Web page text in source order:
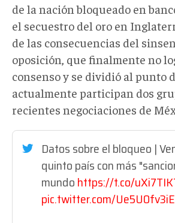
de la nación bloqueado en
el secuestro del oro en
de las consecuencias del
oposición, que finalmente no
consenso y se dividió al punto
actualmente participan dos
recientes negociaciones de
Datos sobre el bloqueo |
quinto país con más
mundohttps://t.co/
pic.twitter.com/Ue5U0fv3iE